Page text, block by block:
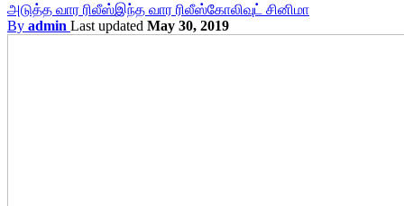
அடுத்த வார ரிலீஸ்இந்த வார ரிலீஸ்கோலிவுட் சினிமா
By admin Last updated May 30, 2019